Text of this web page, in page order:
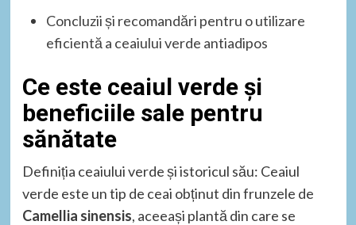
Concluzii și recomandări pentru o utilizare
eficientă a ceaiului verde antiadipos
Ce este ceaiul verde și
beneficiile sale pentru
sănătate
Definiția ceaiului verde și istoricul său: Ceaiul
verde este un tip de ceai obținut din frunzele de
Camellia sinensis, aceeași plantă din care se